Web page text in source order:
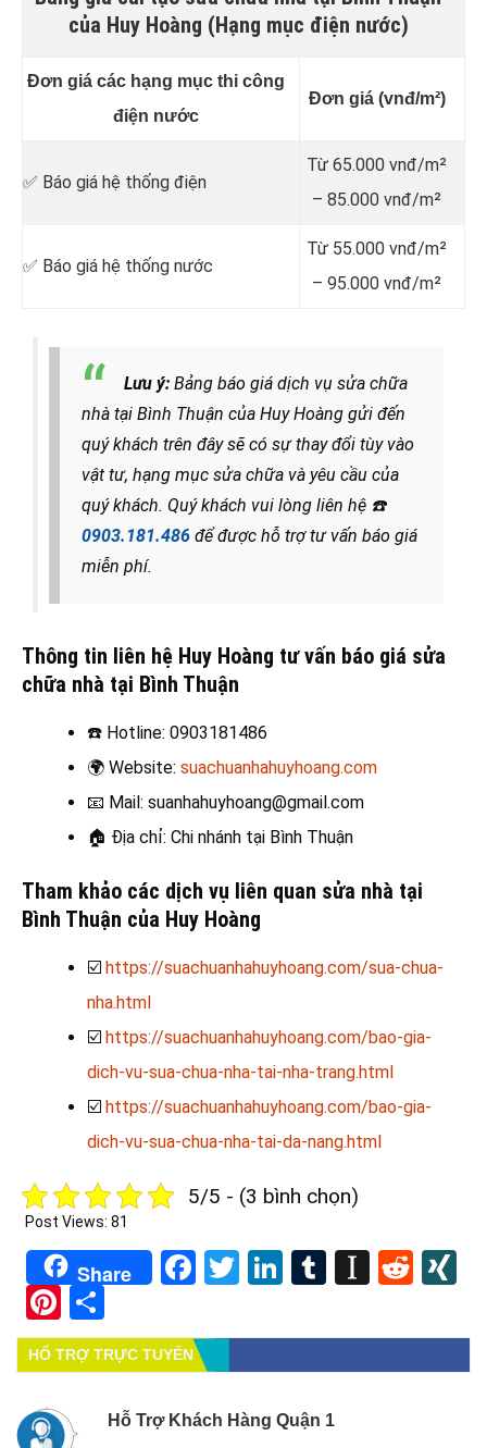
của Huy Hoàng (Hạng mục điện nước)
Đơn giá các hạng mục thi công
điện nước
Đơn giá (vnđ/m²)
✅ Báo giá hệ thống điện
Từ 65.000 vnđ/m²
– 85.000 vnđ/m²
✅ Báo giá hệ thống nước
Từ 55.000 vnđ/m²
– 95.000 vnđ/m²
Lưu ý: Bảng báo giá dịch vụ sửa chữa
nhà tại Bình Thuận của Huy Hoàng gửi đến
quý khách trên đây sẽ có sự thay đổi tùy vào
vật tư, hạng mục sửa chữa và yêu cầu của
quý khách. Quý khách vui lòng liên hệ ☎️
0903.181.486 để được hỗ trợ tư vấn báo giá
miễn phí.
Thông tin liên hệ Huy Hoàng tư vấn báo giá sửa
chữa nhà tại Bình Thuận
☎️ Hotline: 0903181486
🌍 Website: suachuanhahuyhoang.com
📧 Mail: suanhahuyhoang@gmail.com
🏠 Địa chỉ: Chi nhánh tại Bình Thuận
Tham khảo các dịch vụ liên quan sửa nhà tại
Bình Thuận của Huy Hoàng
☑️ https://suachuanhahuyhoang.com/sua-chua-
nha.html
☑️ https://suachuanhahuyhoang.com/bao-gia-
dich-vu-sua-chua-nha-tai-nha-trang.html
☑️ https://suachuanhahuyhoang.com/bao-gia-
dich-vu-sua-chua-nha-tai-da-nang.html
5/5 - (3 bình chọn)
Post Views: 81
Share Facebook
TwitterLinkedIn
Tumblr
Pinterest
HỔ TRỢ TRỰC TUYẾN
Hỗ Trợ Khách Hàng Quận 1